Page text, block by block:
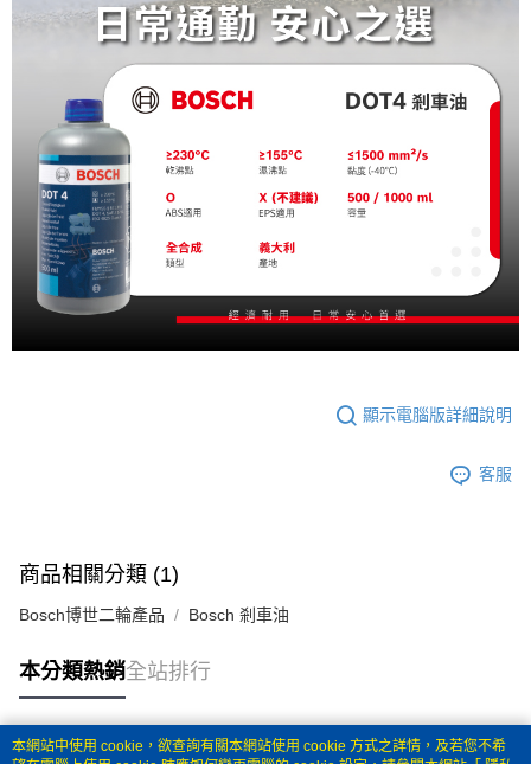
顯示電腦版詳細說明
客服
商品相關分類 (1)
Bosch博世二輪產品 Bosch 剎車油
本分類熱銷全站排行
本網站中使用 cookie，欲查詢有關本網站使用 cookie 方式之詳情，及若您不希